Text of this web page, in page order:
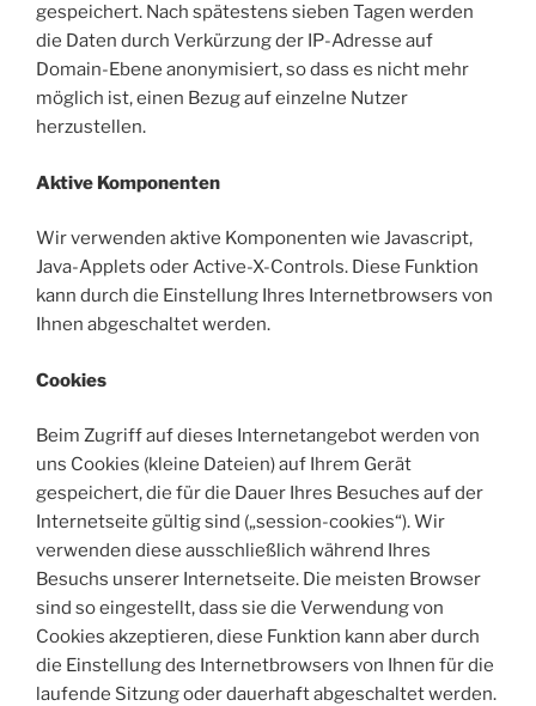
gespeichert. Nach spätestens sieben Tagen werden
die Daten durch Verkürzung der IP-Adresse auf
Domain-Ebene anonymisiert, so dass es nicht mehr
möglich ist, einen Bezug auf einzelne Nutzer
herzustellen.
Aktive Komponenten
Wir verwenden aktive Komponenten wie Javascript,
Java-Applets oder Active-X-Controls. Diese Funktion
kann durch die Einstellung Ihres Internetbrowsers von
Ihnen abgeschaltet werden.
Cookies
Beim Zugriff auf dieses Internetangebot werden von
uns Cookies (kleine Dateien) auf Ihrem Gerät
gespeichert, die für die Dauer Ihres Besuches auf der
Internetseite gültig sind („session-cookies“). Wir
verwenden diese ausschließlich während Ihres
Besuchs unserer Internetseite. Die meisten Browser
sind so eingestellt, dass sie die Verwendung von
Cookies akzeptieren, diese Funktion kann aber durch
die Einstellung des Internetbrowsers von Ihnen für die
laufende Sitzung oder dauerhaft abgeschaltet werden.